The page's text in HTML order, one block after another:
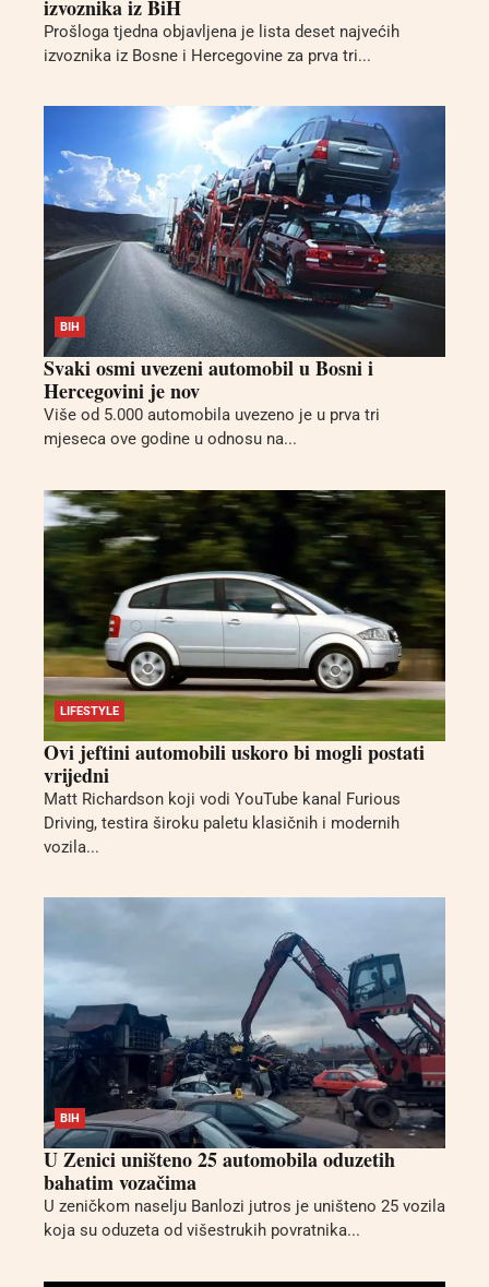
izvoznika iz BiH
Prošloga tjedna objavljena je lista deset najvećih
izvoznika iz Bosne i Hercegovine za prva tri...
BIH
Svaki osmi uvezeni automobil u Bosni i
Hercegovini je nov
Više od 5.000 automobila uvezeno je u prva tri
mjeseca ove godine u odnosu na...
LIFESTYLE
Ovi jeftini automobili uskoro bi mogli postati
vrijedni
Matt Richardson koji vodi YouTube kanal Furious
Driving, testira široku paletu klasičnih i modernih
vozila...
BIH
U Zenici uništeno 25 automobila oduzetih
bahatim vozačima
U zeničkom naselju Banlozi jutros je uništeno 25 vozila
koja su oduzeta od višestrukih povratnika...